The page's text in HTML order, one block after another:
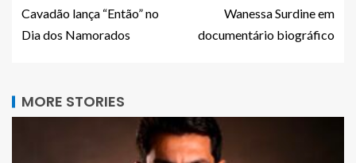
Cavadão lança “Então” no
Dia dos Namorados
Wanessa Surdine em
documentário biográfico
MORE STORIES